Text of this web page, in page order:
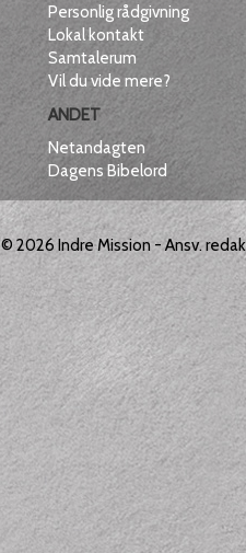
Personlig rådgivning
Lokal kontakt
Samtalerum
Vil du vide mere?
ANDET
Netandagten
Dagens Bibelord
© 2026 Indre Mission- Ansv.